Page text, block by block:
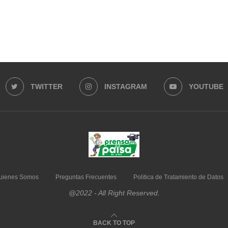
TWITTER INSTAGRAM YOUTUBE
Somos Preguntas Frecuentes Politica de Tratamiento de Datos
@2022 - All Right Reserved.
BACK TO TOP